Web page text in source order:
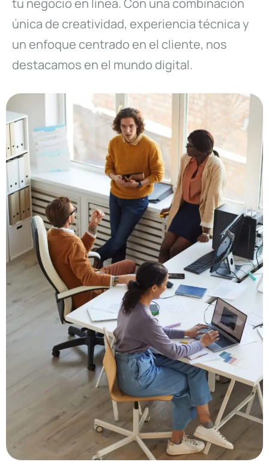
única de creatividad, experiencia técnica y
un enfoque centrado en el cliente, nos
destacamos en el mundo digital.